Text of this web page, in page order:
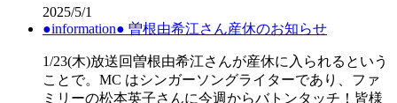
2025/5/1
●information● 曽根由希江さん産休のお知らせ
1/23(木)放送回曽根由希江さんが産休に入られるという
ことで。MC はシンガーソングライターであり、ファ
ミリーの松本英子さんに今週からバトンタッチ！皆様